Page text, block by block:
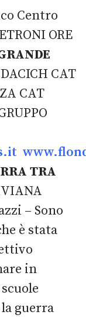
Centro
ORE
CAT
CAT
TRA
– Sono
è stata
in
guerra